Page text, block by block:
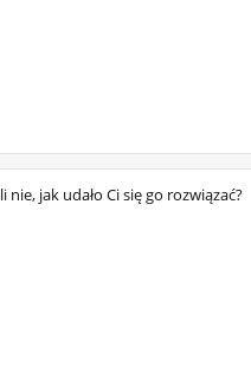
jak udało Ci się go rozwiązać?